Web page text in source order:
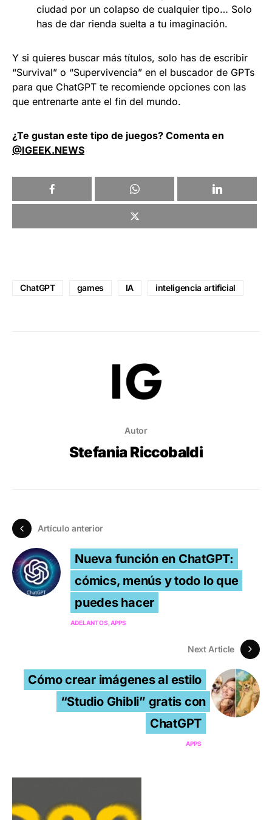
ciudad por un colapso de cualquier tipo… Solo
has de dar rienda suelta a tu imaginación.
Y si quieres buscar más títulos, solo has de escribir
“Survival” o “Supervivencia” en el buscador de GPTs
para que ChatGPT te recomiende opciones con las
que entrenarte ante el fin del mundo.
¿Te gustan este tipo de juegos? Comenta en
@IGEEK.NEWS
ChatGPT games IA inteligencia artificial
Autor
Stefania Riccobaldi
Artículo anterior
Nueva función en ChatGPT:
cómics, menús y todo lo que
puedes hacer
ADELANTOS APPS
Next Article
Cómo crear imágenes al estilo
“Studio Ghibli” gratis con
ChatGPT
APPS